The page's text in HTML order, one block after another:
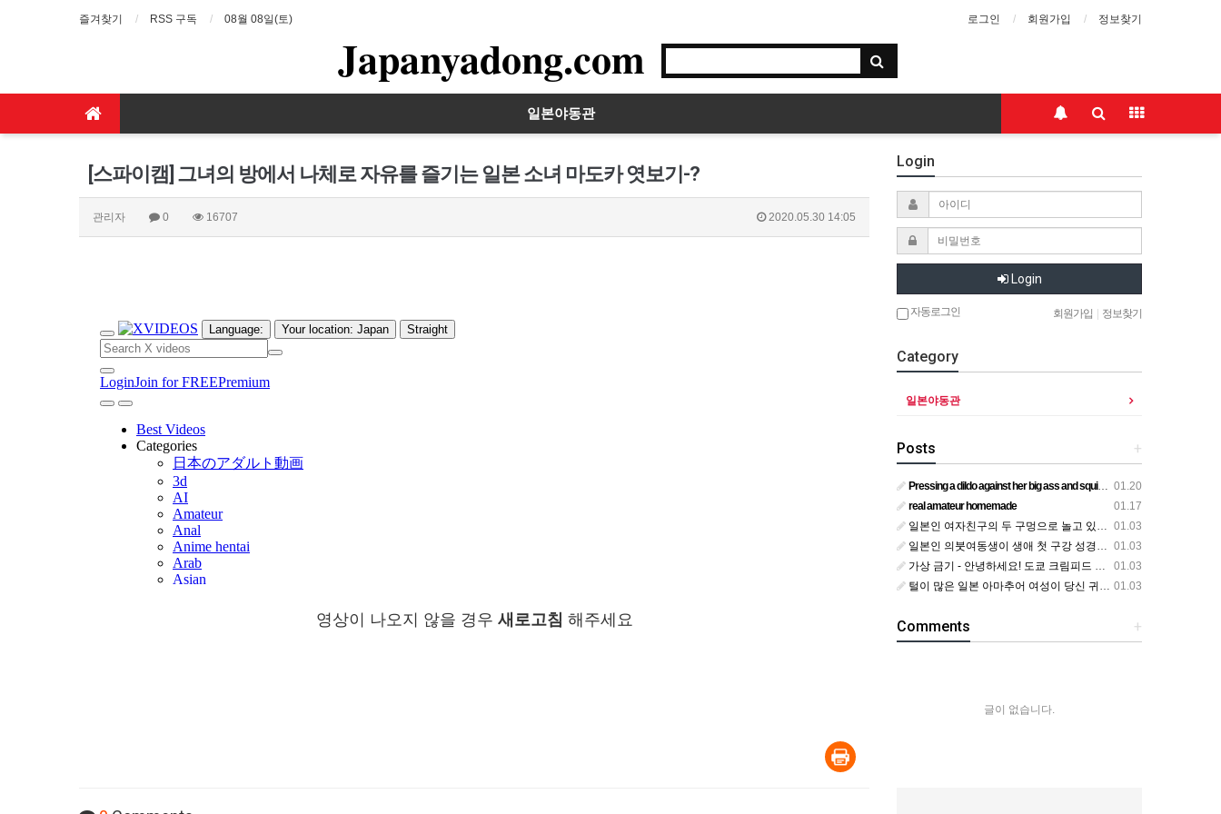
즐겨찾기 RSS 구독 08월 08일(토) 로그인 회원가입 정보찾기
Japanyadong.com
일본야동관
[스파이캠] 그녀의 방에서 나체로 자유를 즐기는 일본 소녀 마도카 엿보기-?
관리자 0 16707 2020.05.30 14:05
영상이 나오지 않을 경우 새로고침 해주세요
Login
Login
자동로그인 회원가입 정보찾기
Category
일본야동관
+
Posts
01.20
Pressing a dildo against her big ass and squirting from below
01.17
real amateur homemade
01.03
일본인 여자친구의 두 구멍으로 놀고 있어요
01.03
일본인 의붓여동생이 생애 첫 구강 성경험을 공개하다
01.03
가상 금기 - 안녕하세요! 도쿄 크림피드 시엘에서
01.03
털이 많은 일본 아마추어 여성이 당신 귀에 대고 신음하며 자위합니다. 그녀가 오르가즘에 도달하는 모습을 보세요?
+
Comments
글이 없습니다.